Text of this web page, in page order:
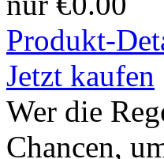
Produkt-
Jetzt kaufen
Wer die
Chancen,